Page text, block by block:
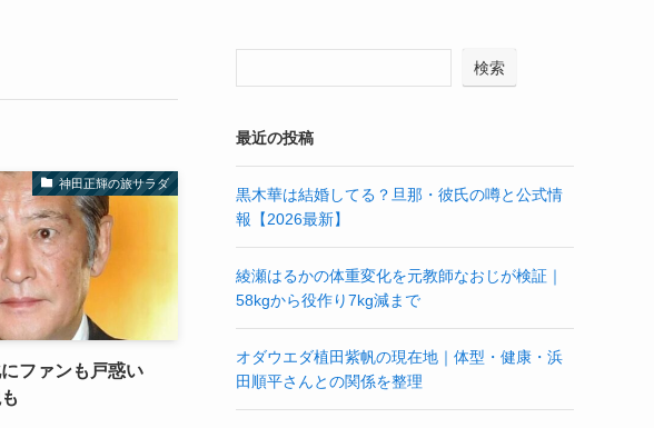
神田正輝の旅サラダ
ファンも戸惑い
検索
最近の投稿
黒木華は結婚してる？旦那・彼氏の噂と公式情
報【2026最新】
綾瀬はるかの体重変化を元教師なおじが検証｜
58kgから役作り7kg減まで
オダウエダ植田紫帆の現在地｜体型・健康・浜
田順平さんとの関係を整理